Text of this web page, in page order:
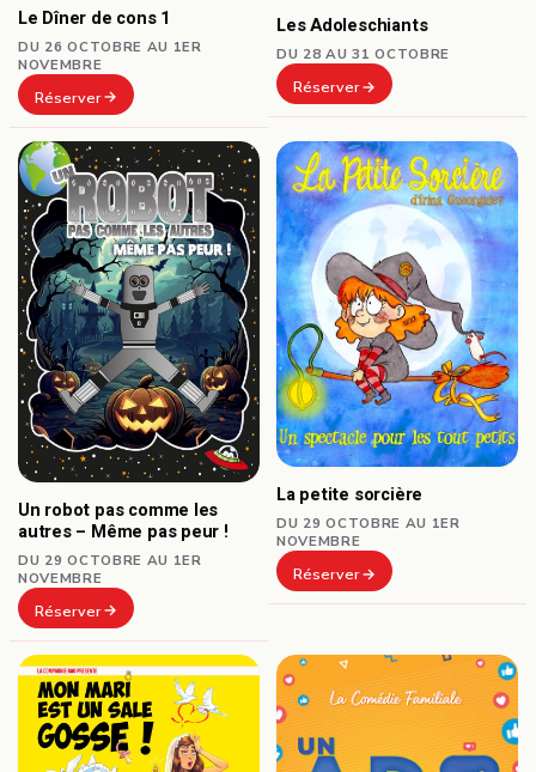
Le Dîner de cons 1
DU 26 OCTOBRE AU 1ER
NOVEMBRE
Réserver
Les Adoleschiants
DU 28 AU 31 OCTOBRE
Réserver
Un robot pas comme les
autres – Même pas peur !
DU 29 OCTOBRE AU 1ER
NOVEMBRE
Réserver
La petite sorcière
DU 29 OCTOBRE AU 1ER
NOVEMBRE
Réserver